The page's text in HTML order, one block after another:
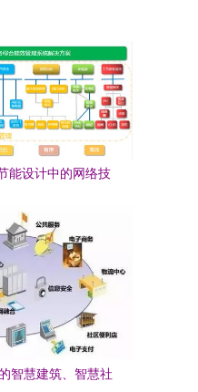
能设计中的网络技
智慧建筑、智慧社